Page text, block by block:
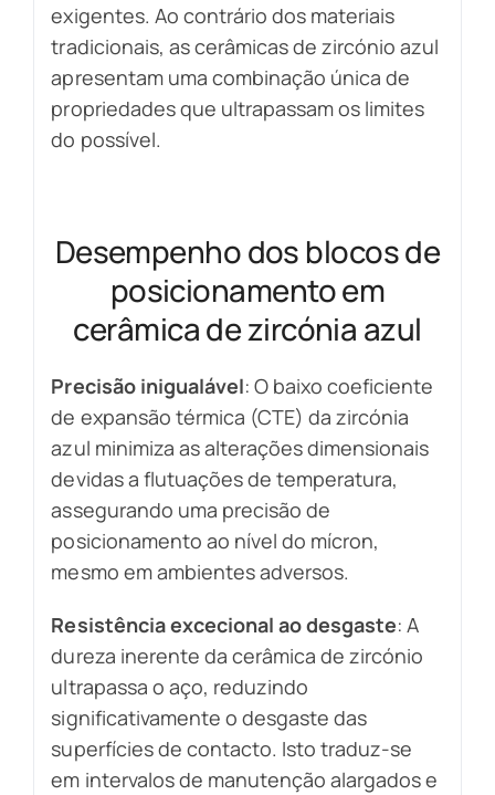
exigentes. Ao contrário dos materiais
tradicionais, as cerâmicas de zircónio azul
apresentam uma combinação única de
propriedades que ultrapassam os limites
do possível.
Desempenho dos blocos de
posicionamento em
cerâmica de zircónia azul
Precisão inigualável: O baixo coeficiente
de expansão térmica (CTE) da zircónia
azul minimiza as alterações dimensionais
devidas a flutuações de temperatura,
assegurando uma precisão de
posicionamento ao nível do mícron,
mesmo em ambientes adversos.
Resistência excecional ao desgaste: A
dureza inerente da cerâmica de zircónio
ultrapassa o aço, reduzindo
significativamente o desgaste das
superfícies de contacto. Isto traduz-se
em intervalos de manutenção alargados e